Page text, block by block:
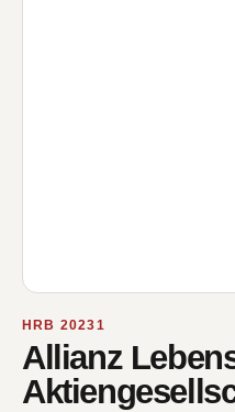
HRB 20231
Allianz